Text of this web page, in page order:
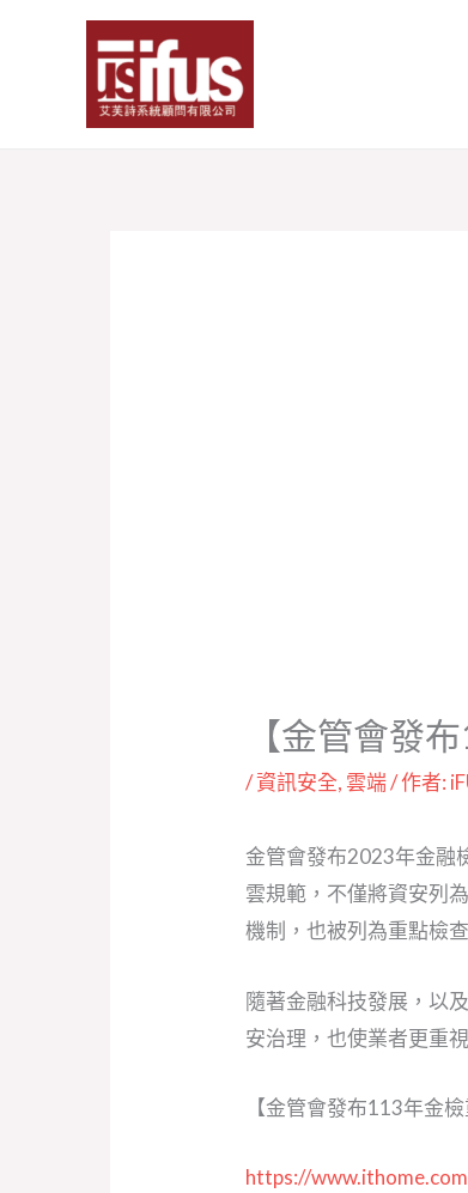
【金管會發
/資訊安全, 雲端/ 作者:
金管會發布2023年金融
雲規範，不僅將資安列
機制，也被列為重點檢
隨著金融科技發展，以
安治理，也使業者更重
【金管會發布113年金
https://